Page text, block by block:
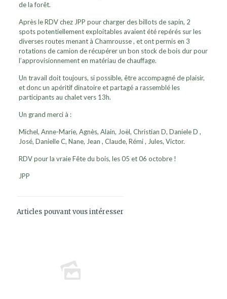
de la forêt.
Après le RDV chez JPP pour charger des billots de sapin, 2
spots potentiellement exploitables avaient été repérés sur les
diverses routes menant à Chamrousse , et ont permis en 3
rotations de camion de récupérer un bon stock de bois dur pour
l’approvisionnement en matériau de chauffage.
Un travail doit toujours, si possible, être accompagné de plaisir,
et donc un apéritif dinatoire et partagé a rassemblé les
participants au chalet vers 13h.
Un grand merci à :
Michel, Anne-Marie, Agnès, Alain, Joël, Christian D, Daniele D ,
José, Danielle C, Nane, Jean , Claude, Rémi , Jules, Victor.
RDV pour la vraie Fête du bois, les 05 et 06 octobre !
JPP
Articles pouvant vous intéresser